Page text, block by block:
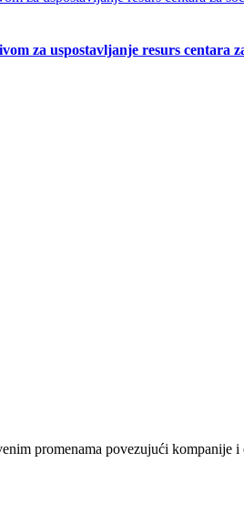
za uspostavljanje resurs centara
promenama povezujući kompanije